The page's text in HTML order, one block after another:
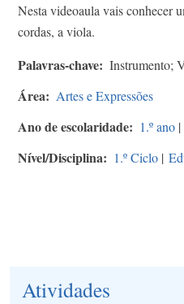
Nesta videoaula vais conhecer
cordas, a viola.
Palavras-chave Instrumento;
Área Artes e Expressões
Ano de escolaridade 1.º ano |
Nível/Disciplina 1.º Ciclo |
Atividades